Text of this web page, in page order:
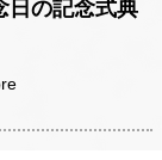
日の記念式典